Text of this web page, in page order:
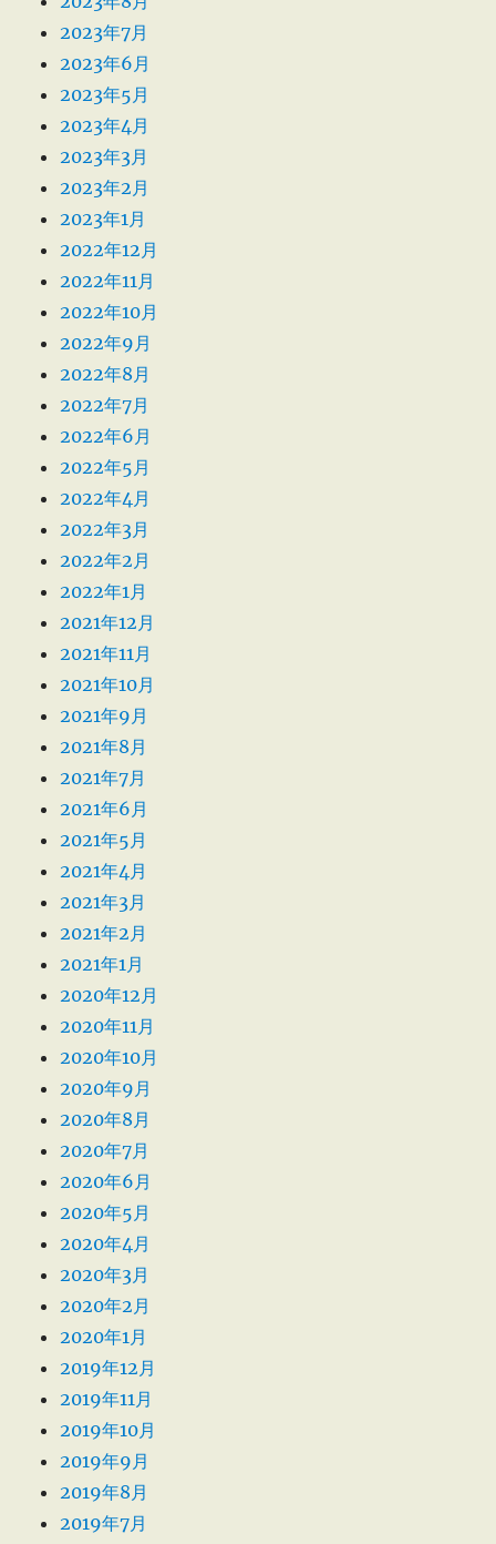
2023年7月
2023年6月
2023年5月
2023年4月
2023年3月
2023年2月
2023年1月
2022年12月
2022年11月
2022年10月
2022年9月
2022年8月
2022年7月
2022年6月
2022年5月
2022年4月
2022年3月
2022年2月
2022年1月
2021年12月
2021年11月
2021年10月
2021年9月
2021年8月
2021年7月
2021年6月
2021年5月
2021年4月
2021年3月
2021年2月
2021年1月
2020年12月
2020年11月
2020年10月
2020年9月
2020年8月
2020年7月
2020年6月
2020年5月
2020年4月
2020年3月
2020年2月
2020年1月
2019年12月
2019年11月
2019年10月
2019年9月
2019年8月
2019年7月